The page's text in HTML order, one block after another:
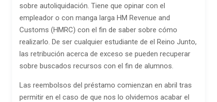
sobre autoliquidación. Tiene que opinar con el
empleador o con manga larga HM Revenue and
Customs (HMRC) con el fin de saber sobre cómo
realizarlo. De ser cualquier estudiante de el Reino Junto,
las retribución acerca de exceso se pueden recuperar
sobre buscados recursos con el fin de alumnos.
Las reembolsos del préstamo comienzan en abril tras
permitir en el caso de que nos lo olvidemos acabar el